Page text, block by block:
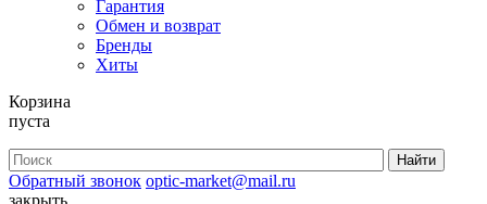
Гарантия
Обмен и возврат
Бренды
Хиты
Корзина
пуста
Обратный звонок optic-market@mail.ru
закрыть